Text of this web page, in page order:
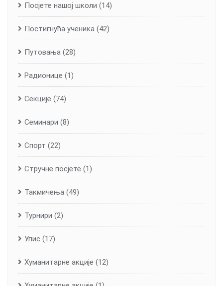
Посјете нашој школи (14)
Постигнућа ученика (42)
Путовања (28)
Радионице (1)
Секције (74)
Семинари (8)
Спорт (22)
Стручне посјете (1)
Такмичења (49)
Турнири (2)
Упис (17)
Хуманитарне aкције (12)